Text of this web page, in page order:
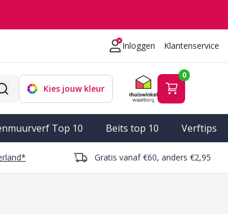
Inloggen Klantenservice
Kies jouw kleur Bekijk
0
Top 10 Beits top 10 Verftips
Gratis vanaf €60, anders €2,95